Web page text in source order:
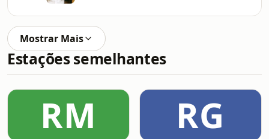
Mostrar Mais
Estações semelhantes
RM RG